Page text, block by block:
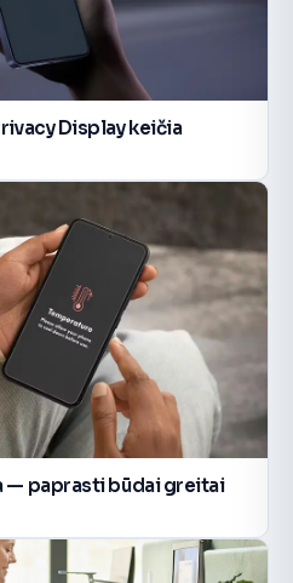
Display keičia
— paprasti būdai greitai